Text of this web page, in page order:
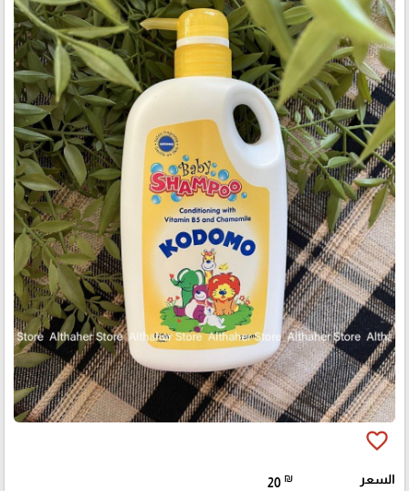
favorite_border
السعر 20 ₪